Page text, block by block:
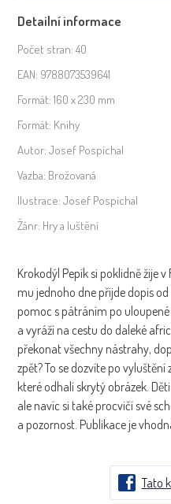
Detailní informace
Počet stran: 40
EAN: 9788073539641
Formát: 160 x 230 mm
Formát: Knihy
Autor: Josef Pospíchal
Vazba: Brožovaná
Ilustrace: Josef Pospíchal
Žánr: Hry a luštění
Krokodýl Pepík si poklidně žije
mu jednoho dne přijde dopis
pomoc s pátráním po
a vyráží na cestu do daleké
překonat všechny nástrahy,
zpět? To se dozvíte po
které odhalí skrytý obrázek.
ale navíc si také procvičí své
a pozornost. Publikace je
Tato